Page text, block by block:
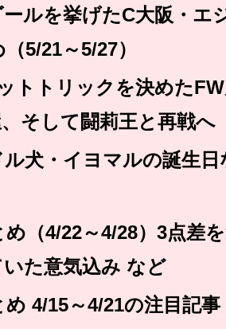
ールを挙げたC大阪・エ
5/21～5/27）
トトリックを決めた
そして闘莉王と再戦へ
犬・イヨマルの誕生
（4/22～4/28）3点差
た意気込み など
4/15～4/21の注目記事